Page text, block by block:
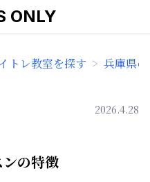
ONLY
トレ教室を探す > 兵庫県
2026.4.28
の特徴